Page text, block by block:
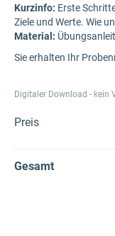
Kurzinfo: Erste
Ziele und Werte. Wie
Material:
Sie erhalten Ihr
Digitaler Download - kein
Preis
Gesamt